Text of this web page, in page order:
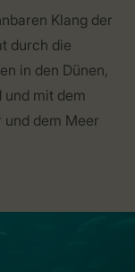
Klang der
durch die
in den Dünen,
und mit dem
dem Meer